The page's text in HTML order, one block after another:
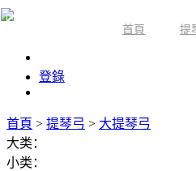
首頁 提
登錄
首頁 > 提琴弓 > 大提琴弓
大类：
小类：